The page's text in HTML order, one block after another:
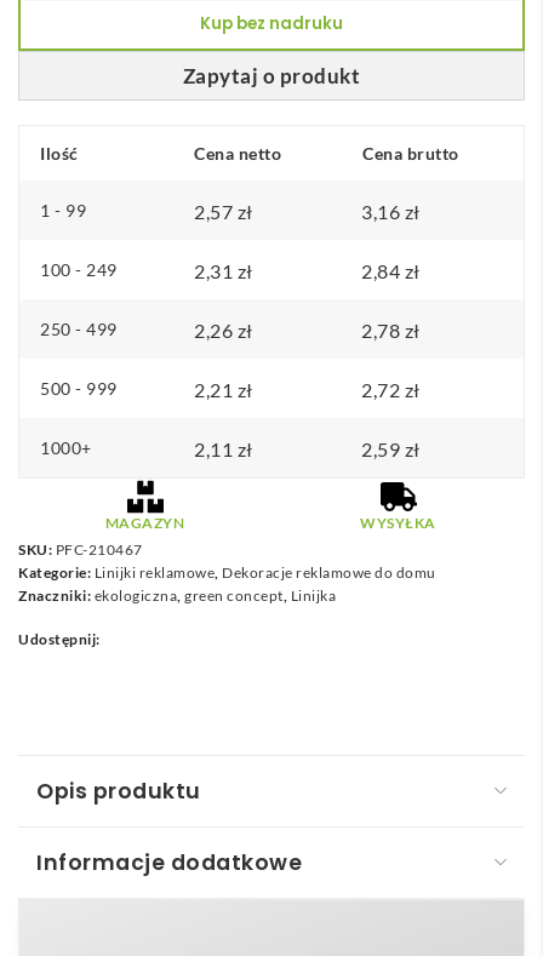
pochodzącego
15
Zapytaj o produkt
Kup bez nadruku
Ilość Cena netto Cena brutto
1 - 99 2,57 zł 3,16 zł
100 - 249 2,31 zł 2,84 zł
250 - 499 2,26 zł 2,78 zł
500 - 999 2,21 zł 2,72 zł
1000+ 2,11 zł 2,59 zł
MAGAZYN
WYSYŁKA
SKU: PFC-210467
Kategorie: Linijki reklamowe, Dekoracje reklamowe do domu
Znaczniki: ekologiczna, green concept, Linijka
Udostępnij:
Opis produktu
Informacje dodatkowe